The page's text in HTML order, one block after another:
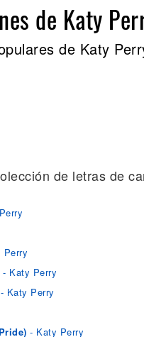
de Katy
de Katy
de letras de
Perry
- Katy Perry
- Katy Perry
- Katy Perry